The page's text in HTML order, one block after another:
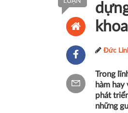
Đức
Trong
hàm
phát
những